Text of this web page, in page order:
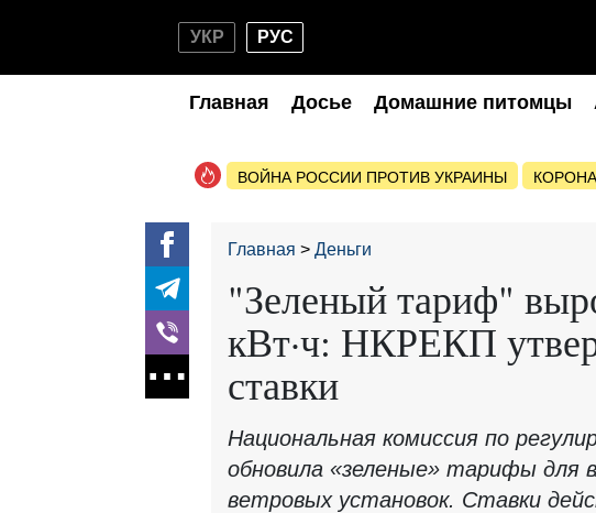
УКР РУС
Главная Досье Домашние питомцы
ВОЙНА РОССИИ ПРОТИВ УКРАИНЫ
Главная Деньги
"Зеленый тариф"
кВт·ч: НКРЕКП
ставки
Национальная комиссия по
обновила «зеленые» тарифы для
ветровых установок. Ставки